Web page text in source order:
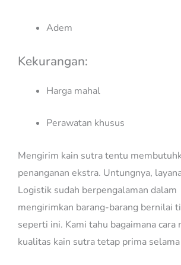
Adem
Kekurangan:
Harga mahal
Perawatan khusus
Mengirim kain sutra tentu
penanganan ekstra. Untungnya,
Logistik sudah berpengalaman dalam
mengirimkan barang-barang bernilai
seperti ini. Kami tahu bagaimana cara
kualitas kain sutra tetap prima